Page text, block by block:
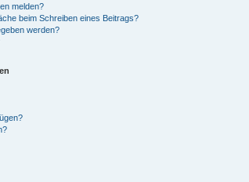
melden?
beim Schreiben eines Beitrags?
werden?